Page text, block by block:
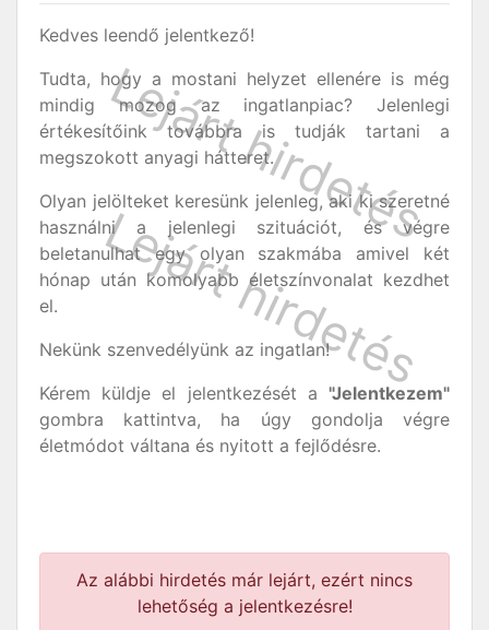
Kedves leendő jelentkező!
Tudta, hogy a mostani helyzet ellenére is még
mindig mozog az ingatlanpiac? Jelenlegi
értékesítőink továbbra is tudják tartani a
megszokott anyagi hátteret.
Olyan jelölteket keresünk jelenleg, aki ki szeretné
használni a jelenlegi szituációt, és végre
beletanulhat egy olyan szakmába amivel két
hónap után komolyabb életszínvonalat kezdhet
el.
Nekünk szenvedélyünk az ingatlan!
Kérem küldje el jelentkezését a "Jelentkezem"
gombra kattintva, ha úgy gondolja végre
életmódot váltana és nyitott a fejlődésre.
Az alábbi hirdetés már lejárt, ezért nincs
lehetőség a jelentkezésre!